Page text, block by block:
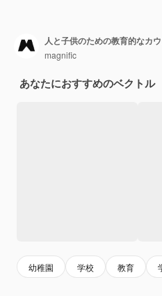
人と子供のための教育的なカ
magnific
あなたにおすすめのベクトル
幼稚園 学校 教育